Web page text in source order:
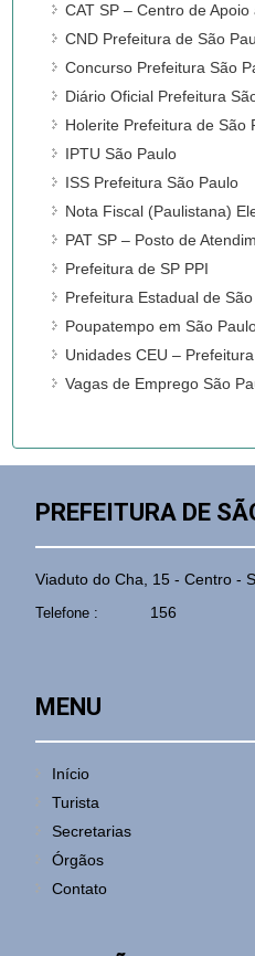
CAT SP – Centro de
CND Prefeitura de São
Concurso Prefeitura São
Diário Oficial Prefeitura
Holerite Prefeitura de São
IPTU São Paulo
ISS Prefeitura São Paulo
Nota Fiscal (Paulistana)
PAT SP – Posto de
Prefeitura de SP PPI
Prefeitura Estadual de
Poupatempo em São
Unidades CEU –
Vagas de Emprego São
PREFEITURA DE
Viaduto do Cha, 15 - Centro -
Telefone : 156
MENU
Início
Turista
Secretarias
Órgãos
Contato